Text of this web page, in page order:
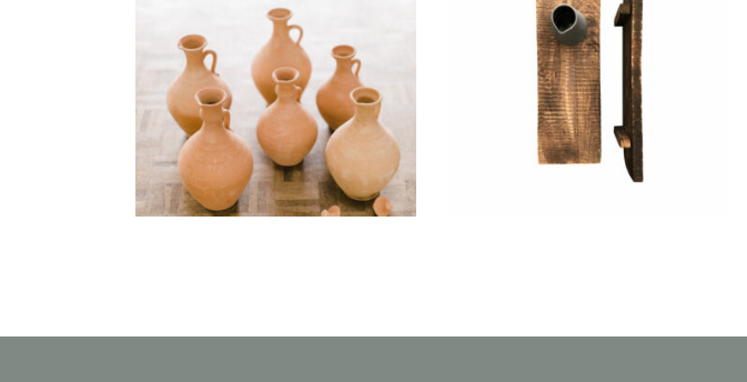
Cruche Petite « Nouri »
6,50€
Plateau Bois « Rustic »
3,80€